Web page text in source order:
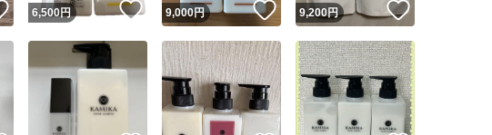
いいね！
6,500円 いいね！
9,000円 いいね！
9,200円